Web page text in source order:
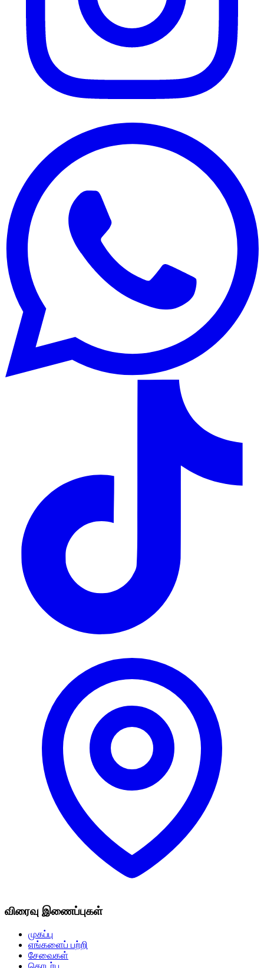
விரைவு இணைப்புகள்
முகப்பு
எங்களைப் பற்றி
சேவைகள்
தொடர்பு